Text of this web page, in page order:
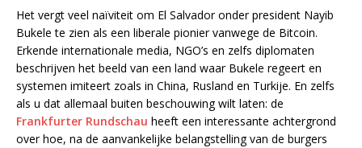
Het vergt veel naïviteit om El Salvador onder president Nayib
Bukele te zien als een liberale pionier vanwege de Bitcoin.
Erkende internationale media, NGO’s en zelfs diplomaten
beschrijven het beeld van een land waar Bukele regeert en
systemen imiteert zoals in China, Rusland en Turkije. En zelfs
als u dat allemaal buiten beschouwing wilt laten: de
Frankfurter Rundschau heeft een interessante achtergrond
over hoe, na de aanvankelijke belangstelling van de burgers